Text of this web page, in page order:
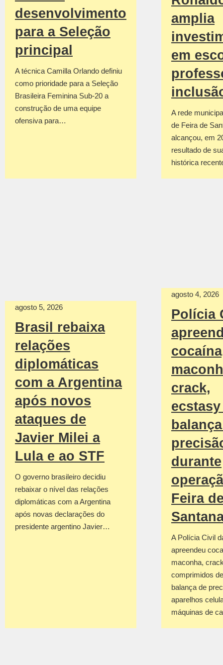
desenvolvimento
para a Seleção
principal
A técnica Camilla Orlando definiu
como prioridade para a Seleção
Brasileira Feminina Sub-20 a
construção de uma equipe
ofensiva para…
amplia
em
A rede
de Feira de
alcançou, em
resultado de
histórica
agosto 5, 2026
Brasil rebaixa
relações
diplomáticas
com a Argentina
após novos
ataques de
Javier Milei a
Lula e ao STF
O governo brasileiro decidiu
rebaixar o nível das relações
diplomáticas com a Argentina
após novas declarações do
presidente argentino Javier…
agosto 4, 2026
Polícia
crack,
ecstasy
durante
Feira
A Polícia Civil
apreendeu
maconha,
comprimidos
balança de
aparelhos
máquinas de